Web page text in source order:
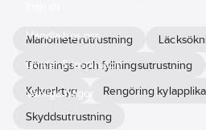
Handla hos oss
Guider & inspiration
Vanliga frågor
Manometerutrustning
Tömnings- och fyllningsutrustning
Kylverktyg
Rengöring
Skyddsutrustning